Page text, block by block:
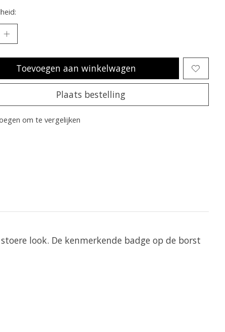
Toevoegen aan winkelwagen
Plaats bestelling
om te vergelijken
look. De kenmerkende badge op de borst